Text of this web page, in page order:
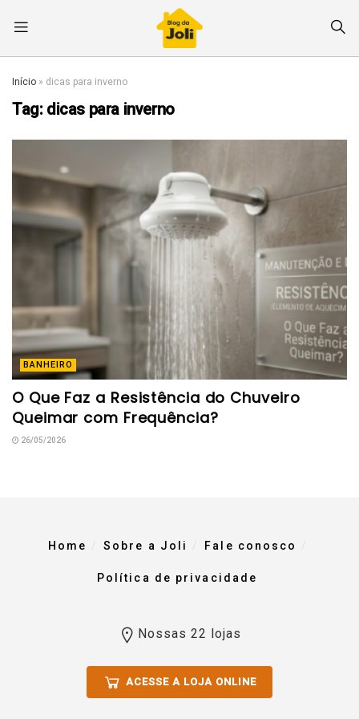
Início » dicas para inverno
Tag: dicas para inverno
BANHEIRO
O Que Faz a Resistência do Chuveiro
Queimar com Frequência?
26/05/2026
Home Sobre a Joli Fale conosco
Política de privacidade
Nossas 22 lojas
ACESSE A LOJA ONLINE